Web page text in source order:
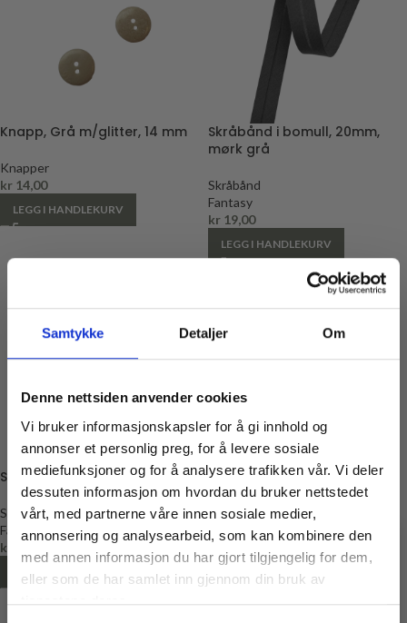
Samtykke Detaljer Om
Denne nettsiden anvender cookies
Vi bruker informasjonskapsler for å gi innhold og
annonser et personlig preg, for å levere sosiale
mediefunksjoner og for å analysere trafikken vår. Vi deler
dessuten informasjon om hvordan du bruker nettstedet
vårt, med partnerne våre innen sosiale medier,
annonsering og analysearbeid, som kan kombinere den
med annen informasjon du har gjort tilgjengelig for dem,
eller som de har samlet inn gjennom din bruk av
tjenestene deres.
Knapp, Grå m/glitter, 14 mm
Knapper
kr 14,00
LEGG I HANDLEKURV
Skråbånd i bomull, 20mm,
mørk grå
Skråbånd
Fantasy
kr 19,00
LEGG I HANDLEKURV
Skråbånd i bomull, 20mm, grå
Skråbånd
Fantasy
kr
LEGG I HANDLEKURV
27-30
Antisklisokker i bomull, Grå
Sokker
GoBabyGo
kr109,00
Vil du ha
10% rabatt